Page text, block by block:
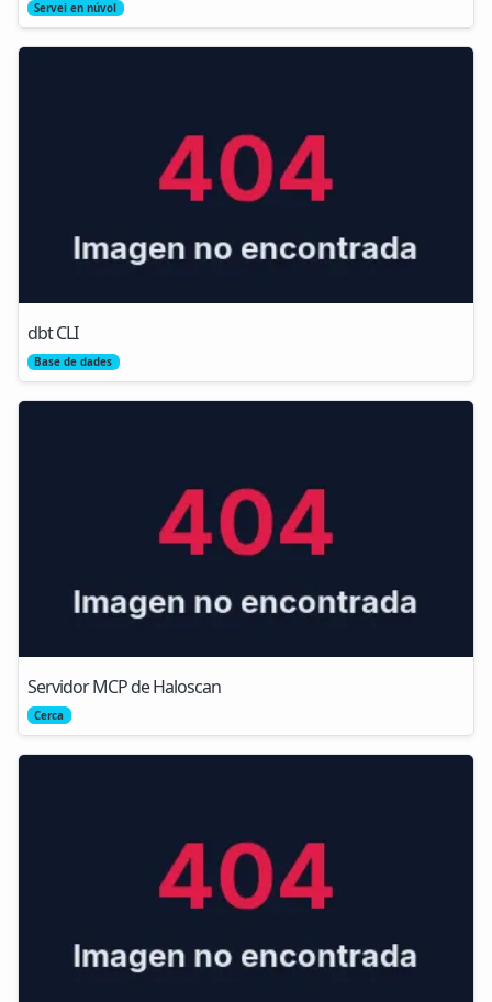
Servei en núvol
dbt CLI
Base de dades
Servidor MCP de Haloscan
Cerca